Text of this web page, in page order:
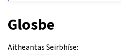
Glosbe
Aitheantas Seirbhíse: